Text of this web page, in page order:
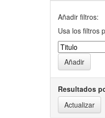
Añadir filtros:
Usa los filtros
Resultados